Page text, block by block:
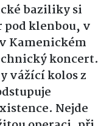
baziliky si
klenbou, v
Kamenickém
koncert.
vážící kolos z
Nejde